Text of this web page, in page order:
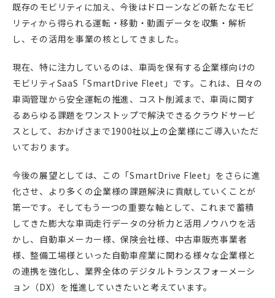
既存のモビリティに加え、今後はドローンなどの新たなモビ
リティから得られる運転・移動・動画データを収集・解析
し、その活用を事業の核としてきました。
現在、特に注力しているのは、車両を保有する企業様向けの
モビリティSaaS「SmartDrive Fleet」です。これは、日々の
車両管理から安全運転の推進、コスト削減まで、車両に関す
るあらゆる課題をワンストップで解決できるクラウドサービ
スとして、おかげさまで1900社以上の企業様にご導入いただ
いております。
今後の展望としては、この「SmartDrive Fleet」をさらに進
化させ、より多くの企業様の課題解決に貢献していくことが
第一です。そしてもう一つの重要な軸として、これまで蓄積
してきた膨大な車両走行データの分析力と活用ノウハウを活
かし、自動車メーカー様、保険会社様、中古車販売事業者
様、整備工場様といった自動車産業に関わる様々な企業様と
の連携を強化し、業界全体のデジタルトランスフォーメーシ
ョン（DX）を推進していきたいと考えています。